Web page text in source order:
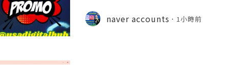
liable 24/7 Customer Support
06) 541-7768
naver accounts 1小時前